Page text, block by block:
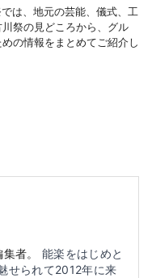
は、地元の芸能、儀式、工
祭の見どころから、グル
の情報をまとめてご紹介し
者。 能楽をはじめと
せられて2012年に来